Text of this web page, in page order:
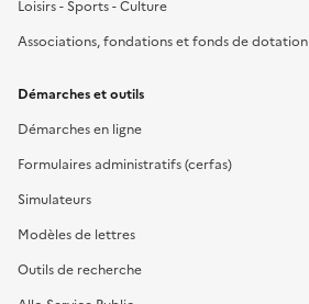
Loisirs - Sports - Culture
Associations, fondations et fonds de dotation
Démarches et outils
Démarches en ligne
Formulaires administratifs (cerfas)
Simulateurs
Modèles de lettres
Outils de recherche